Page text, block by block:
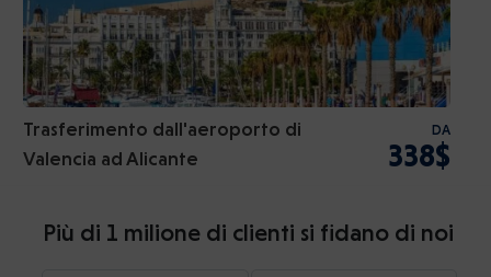
Trasferimento dall'aeroporto di
Valencia ad Alicante
DA
338$
Più di 1 milione di clienti si fidano di noi